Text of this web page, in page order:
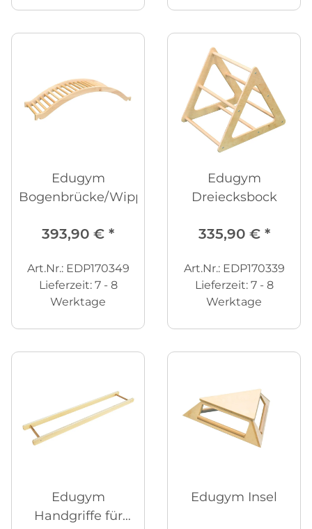
Edugym
Bogenbrücke/Wippe
393,90 € *
Art.Nr.: EDP170349
Lieferzeit: 7 - 8
Werktage
Edugym
Dreiecksbock
335,90 € *
Art.Nr.: EDP170339
Lieferzeit: 7 - 8
Werktage
Edugym
Handgriffe für
Edugym Insel